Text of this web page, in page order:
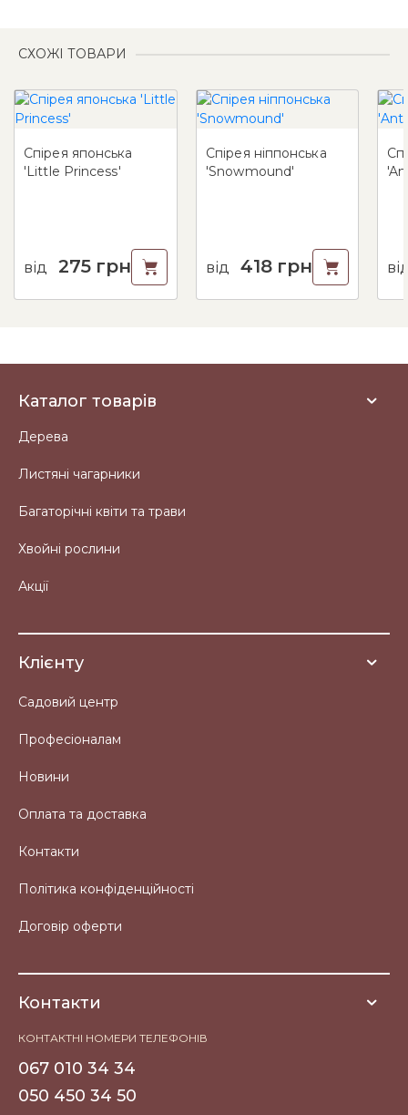
СХОЖІ ТОВАРИ
Спірея японська
'Little Princess'
від 275 грн
Спірея ніппонська
'Snowmound'
від 418 грн
Каталог товарів
Дерева
Листяні чагарники
Багаторічні квіти та трави
Хвойні рослини
Акції
Клієнту
Садовий центр
Професіоналам
Новини
Оплата та доставка
Контакти
Політика конфіденційності
Договір оферти
Контакти
КОНТАКТНІ НОМЕРИ ТЕЛЕФОНІВ
067 010 34 34
050 450 34 50